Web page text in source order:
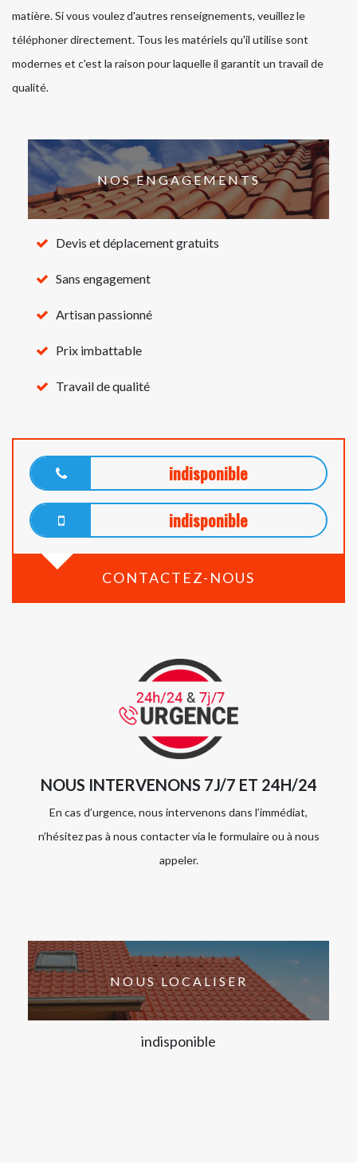
matière. Si vous voulez d'autres renseignements, veuillez le
téléphoner directement. Tous les matériels qu'il utilise sont
modernes et c'est la raison pour laquelle il garantit un travail de
qualité.
NOS ENGAGEMENTS
Devis et déplacement gratuits
Sans engagement
Artisan passionné
Prix imbattable
Travail de qualité
indisponible
indisponible
CONTACTEZ-NOUS
NOUS INTERVENONS 7J/7 ET 24H/24
En cas d’urgence, nous intervenons dans l’immédiat,
n’hésitez pas à nous contacter via le formulaire ou à nous
appeler.
NOUS LOCALISER
indisponible